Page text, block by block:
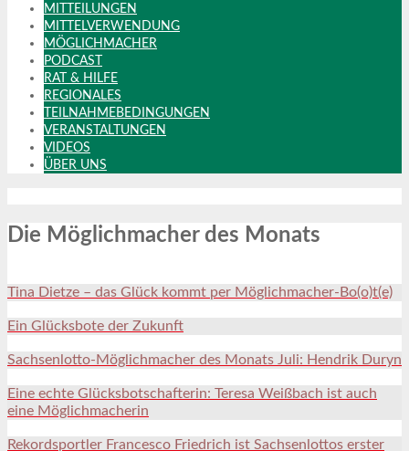
MITTEILUNGEN
MITTELVERWENDUNG
MÖGLICHMACHER
PODCAST
RAT & HILFE
REGIONALES
TEILNAHMEBEDINGUNGEN
VERANSTALTUNGEN
VIDEOS
ÜBER UNS
Die Möglichmacher des Monats
Tina Dietze – das Glück kommt per Möglichmacher-Bo(o)t(e)
Ein Glücksbote der Zukunft
Sachsenlotto-Möglichmacher des Monats Juli: Hendrik Duryn
Eine echte Glücksbotschafterin: Teresa Weißbach ist auch
eine Möglichmacherin
Rekordsportler Francesco Friedrich ist Sachsenlottos erster